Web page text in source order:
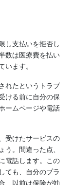
し支払いを拒否し
数は医療費を払い
います。
れたというトラブ
ける前に自分の保
ームページや電話
受けたサービスの
う。間違った点、
電話します。この
ても、自分のプラ
、以前は保険が効